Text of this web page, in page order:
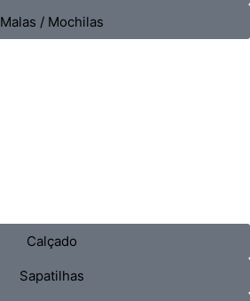
Malas / Mochilas
Calçado
Sapatilhas